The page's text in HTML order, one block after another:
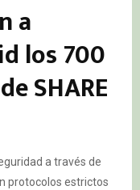
a
los 700
SHARE
a través de
protocolos estrictos